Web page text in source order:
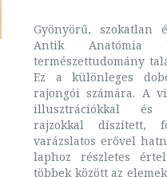
Gyönyörű, szokatlan
Antik Anatómia
természettudomány
Ez a különleges
rajongói számára. A
illusztrációkkal és
rajzokkal díszített,
varázslatos erővel
laphoz részletes
többek között az